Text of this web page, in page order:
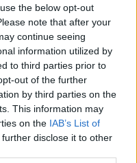
the below opt-out
note that after your
continue seeing
information utilized by
to third parties prior to
out of the further
by third parties on the
This information may
on the IAB’s List of
disclose it to other